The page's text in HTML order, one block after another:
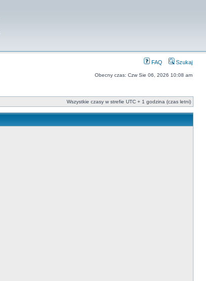
FAQ Szukaj
Obecny czas: Czw Sie 06, 2026 10:08 am
Wszystkie czasy w strefie UTC + 1 godzina (czas letni)